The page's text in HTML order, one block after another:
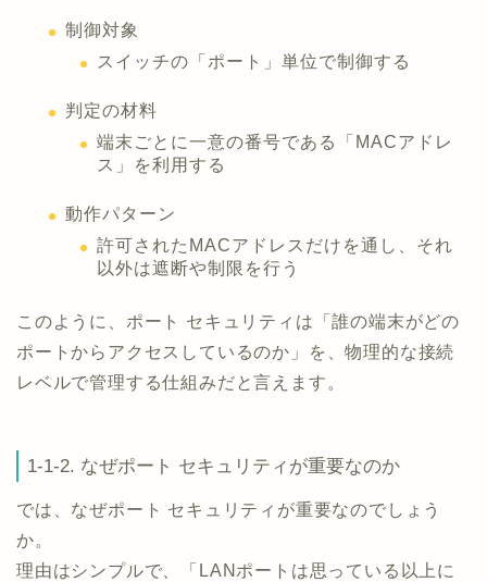
制御対象
スイッチの「ポート」単位で制御する
判定の材料
端末ごとに一意の番号である「MACアドレ
ス」を利用する
動作パターン
許可されたMACアドレスだけを通し、それ
以外は遮断や制限を行う
このように、ポート セキュリティは「誰の端末がどの
ポートからアクセスしているのか」を、物理的な接続
レベルで管理する仕組みだと言えます。
1-1-2. なぜポート セキュリティが重要なのか
では、なぜポート セキュリティが重要なのでしょう
か。
理由はシンプルで、「LANポートは思っている以上に